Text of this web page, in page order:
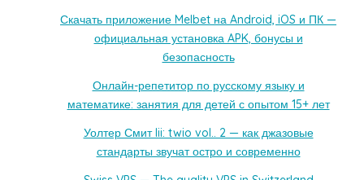
Скачать приложение Melbet на Android, iOS и ПК —
официальная установка APK, бонусы и
безопасность
Онлайн-репетитор по русскому языку и
математике: занятия для детей с опытом 15+ лет
Уолтер Смит Iii: twio vol.. 2 — как джазовые
стандарты звучат остро и современно